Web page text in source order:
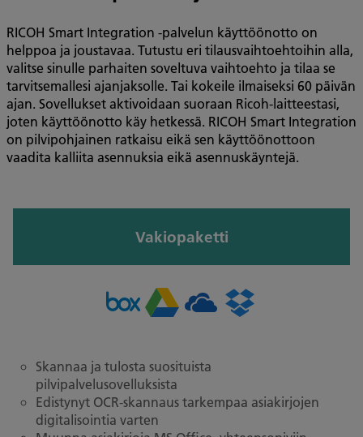
RICOH Smart Integration -palvelun käyttöönotto on
helppoa ja joustavaa. Tutustu eri tilausvaihtoehtoihin alla,
valitse sinulle parhaiten soveltuva vaihtoehto ja tilaa se
tarvitsemallesi ajanjaksolle. Tai kokeile ilmaiseksi 60 päivän
ajan. Sovellukset aktivoidaan suoraan Ricoh-laitteestasi,
joten käyttöönotto käy hetkessä. RICOH Smart Integration
on pilvipohjainen ratkaisu eikä sen käyttöönottoon
vaadita kalliita asennuksia eikä asennuskäyntejä.
Vakiopaketti
Skannaa ja tulosta suosituista
pilvipalvelusovelluksista
Edistynyt OCR-skannaus tarkempaa asiakirjojen
digitalisointia varten